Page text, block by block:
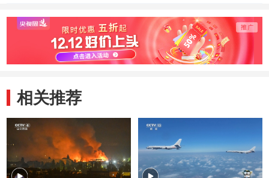
相关推荐